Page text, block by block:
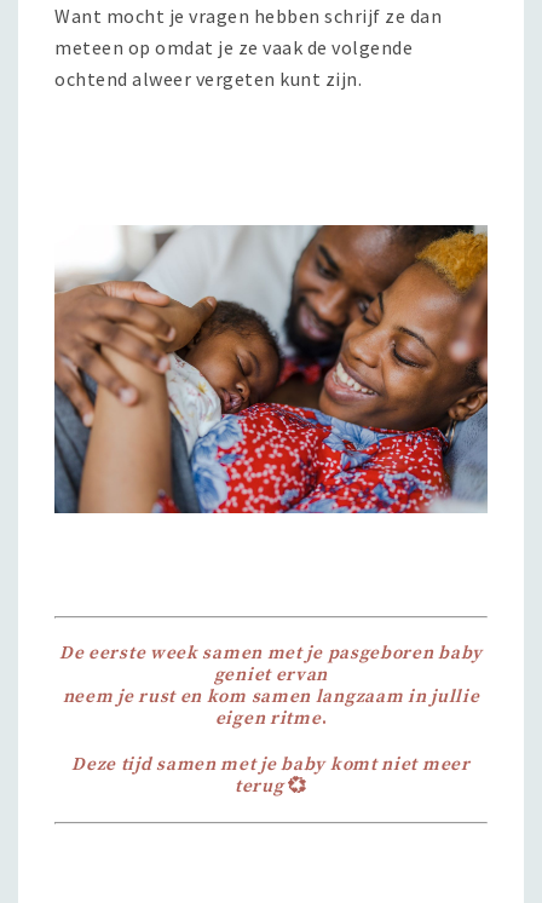
Want mocht je vragen hebben schrijf ze dan
meteen op omdat je ze vaak de volgende
ochtend alweer vergeten kunt zijn.
De eerste week samen met je pasgeboren baby
geniet ervan
neem je rust en kom samen langzaam in jullie
eigen ritme.
Deze tijd samen met je baby komt niet meer
terug💞